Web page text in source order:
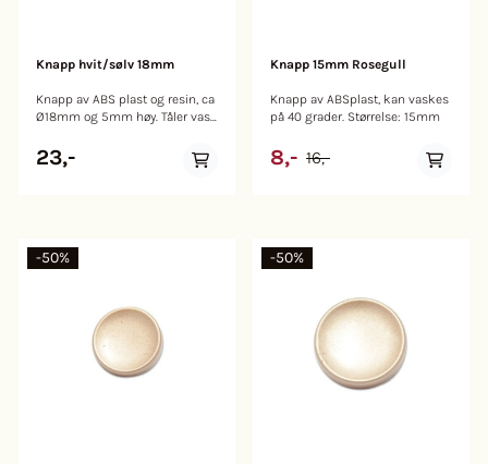
Knapp hvit/sølv 18mm
Knapp av ABS plast og resin, ca
Ø18mm og 5mm høy. Tåler vask
23,-
Knapp 15mm Rosegull
Knapp av ABSplast, kan vaskes
på 40 grader. Størrelse: 15mm
8,- 16,-
-50% -50%